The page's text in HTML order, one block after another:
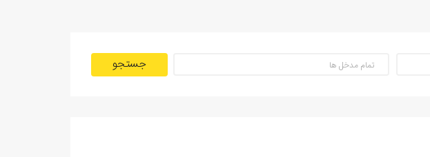
جستجو